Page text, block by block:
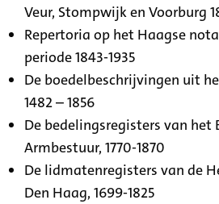
Veur, Stompwijk en Voorburg
Repertoria op het Haagse
periode 1843-1935
De boedelbeschrijvingen uit
1482 – 1856
De bedelingsregisters van het
Armbestuur, 1770-1870
De lidmatenregisters van de
Den Haag, 1699-1825